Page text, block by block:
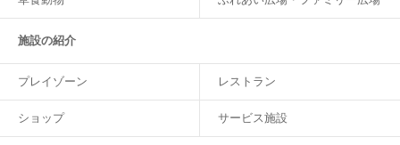
施設の紹介
プレイゾーン レストラン
ショップ サービス施設